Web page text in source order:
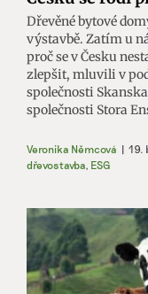
Dřevěné bytové
výstavbě. Zatím u
proč se v Česku
zlepšit, mluvili v
společnosti
společnosti Stora
Veronika Němcová | 19.
dřevostavba, ESG